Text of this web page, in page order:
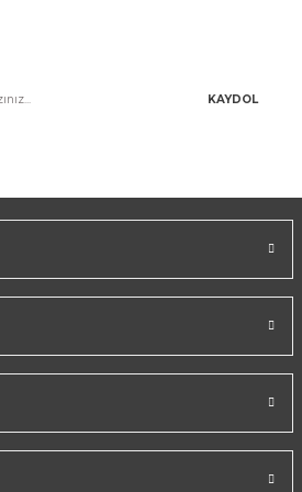
KAYDOL